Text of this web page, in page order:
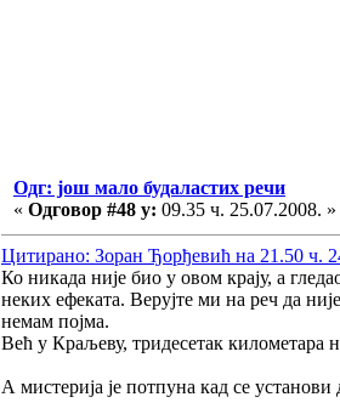
Одг: још мало будаластих речи
« Одговор #48 у: 09.35 ч. 25.07.2008. »
Цитирано: Зоран Ђорђевић на 21.50 ч.
Ко никада није био у овом крају, а
неких ефеката. Верујте ми на реч да
немам појма.
Већ у Краљеву, тридесетак километара
А мистерија је потпуна кад се